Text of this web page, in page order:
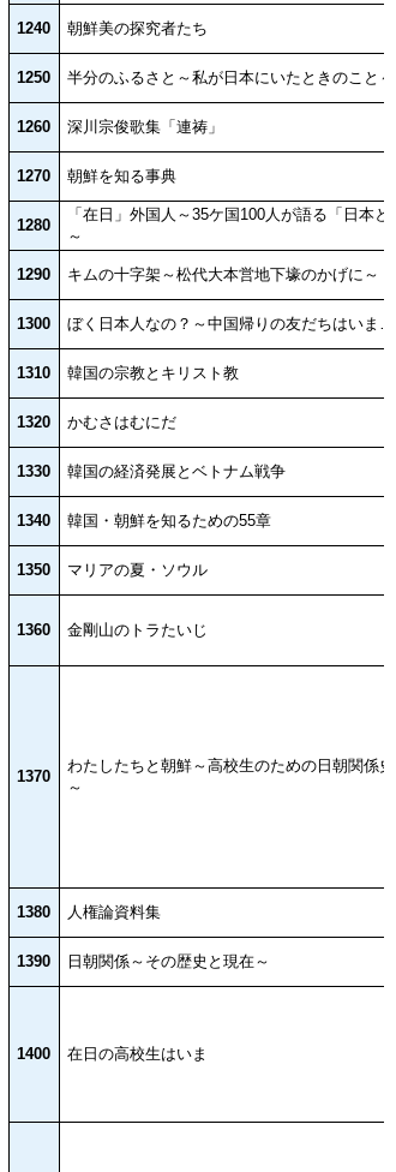
1240 朝鮮美の探究者たち
1250 半分のふるさと～私が日本にいたときのこと～
1260 深川宗俊歌集「連祷」
1270 朝鮮を知る事典
1280
「在日」外国人～35ケ国100人が語る「日本と
～
1290 キムの十字架～松代大本営地下壕のかげに～
1300 ぼく日本人なの？～中国帰りの友だちはいま…
1310 韓国の宗教とキリスト教
1320 かむさはむにだ
1330 韓国の経済発展とベトナム戦争
1340 韓国・朝鮮を知るための55章
1350 マリアの夏・ソウル
1360 金剛山のトラたいじ
1370
わたしたちと朝鮮～高校生のための日朝関係史
～
1380 人権論資料集
1390 日朝関係～その歴史と現在～
1400 在日の高校生はいま